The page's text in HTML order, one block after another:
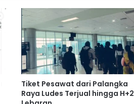
Tiket Pesawat dari Palangka
Raya Ludes Terjual hingga H+2